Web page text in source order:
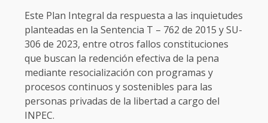
Este Plan Integral da respuesta a las inquietudes
planteadas en la Sentencia T – 762 de 2015 y SU-
306 de 2023, entre otros fallos constituciones
que buscan la redención efectiva de la pena
mediante resocialización con programas y
procesos continuos y sostenibles para las
personas privadas de la libertad a cargo del
INPEC.